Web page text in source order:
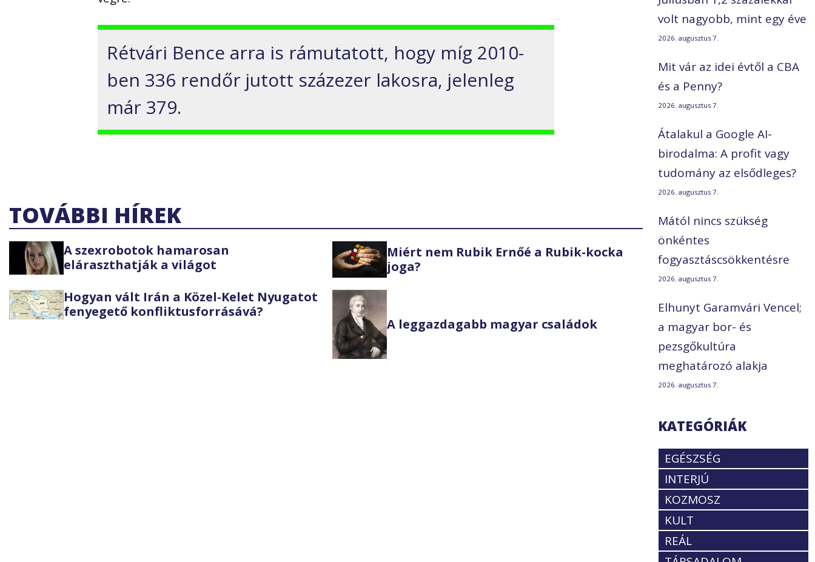
Rétvári Bence arra is rámutatott, hogy míg 2010-
ben 336 rendőr jutott százezer lakosra, jelenleg
már 379.
TOVÁBBI HÍREK
A szexrobotok hamarosan
eláraszthatják a világot
Miért nem Rubik Ernőé a Rubik-kocka
joga?
Hogyan vált Irán a Közel-Kelet Nyugatot
fenyegető konfliktusforrásává?
A leggazdagabb magyar családok
volt nagyobb, mint egy éve
2026. augusztus 7.
Mit vár az idei évtől a CBA
és a Penny?
2026. augusztus 7.
Átalakul a Google AI-
birodalma: A profit vagy
tudomány az elsődleges?
2026. augusztus 7.
Mától nincs szükség
önkéntes
fogyasztáscsökkentésre
2026. augusztus 7.
Elhunyt Garamvári Vencel;
a magyar bor- és
pezsgőkultúra
meghatározó alakja
2026. augusztus 7.
KATEGÓRIÁK
EGÉSZSÉG
INTERJÚ
KOZMOSZ
KULT
REÁL